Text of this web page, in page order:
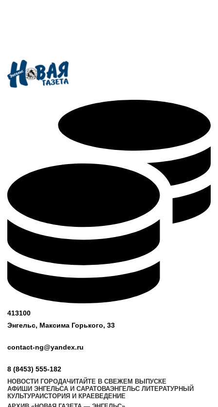
413100
Энгельс, Максима Горького, 33
contact-ng@yandex.ru
8 (8453) 555-182
НОВОСТИ ГОРОДАЧИТАЙТЕ В СВЕЖЕМ ВЫПУСКЕ
АФИШИ ЭНГЕЛЬСА И САРАТОВАЭНГЕЛЬС ЛИТЕРАТУРНЫЙ
КУЛЬТУРАИСТОРИЯ И КРАЕВЕДЕНИЕ